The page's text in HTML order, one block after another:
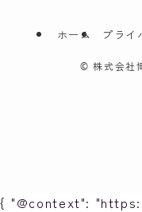
ホーム プライ
© 株式会社
{ "@context":